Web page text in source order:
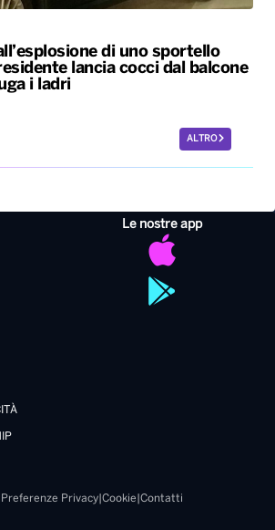
di uno sportello
lancia cocci dal balcone
i ladri
ALTRO
Le nostre app
Preferenze Privacy| Cookie Contatti